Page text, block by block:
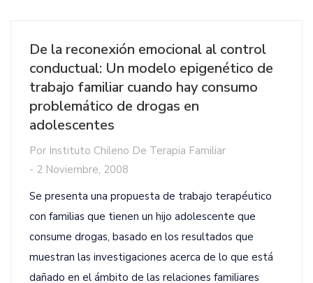
De la reconexión emocional al control
conductual: Un modelo epigenético de
trabajo familiar cuando hay consumo
problemático de drogas en
adolescentes
Por Instituto Chileno De Terapia Familiar
- 2 Noviembre, 2008
Se presenta una propuesta de trabajo terapéutico
con familias que tienen un hijo adolescente que
consume drogas, basado en los resultados que
muestran las investigaciones acerca de lo que está
dañado en el ámbito de las relaciones familiares